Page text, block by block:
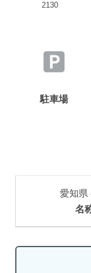
2130
駐車場
愛知県
名